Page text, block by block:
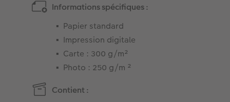
Informations spécifiques :
Papier standard
Impression digitale
Carte : 300 g/m²
Photo : 250 g/m ²
Contient :